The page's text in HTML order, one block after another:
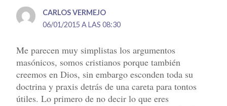
CARLOS VERMEJO
06/01/2015 A LAS 08:30
Me parecen muy simplistas los argumentos
masónicos, somos cristianos porque también
creemos en Dios, sin embargo esconden toda su
doctrina y praxis detrás de una careta para tontos
útiles. Lo primero de no decir lo que eres